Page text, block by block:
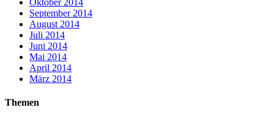
September 2014
August 2014
Juli 2014
Juni 2014
Mai 2014
April 2014
März 2014
Themen